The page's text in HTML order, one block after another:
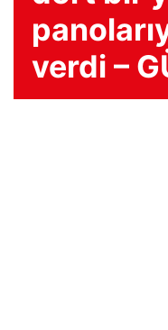
verdi –